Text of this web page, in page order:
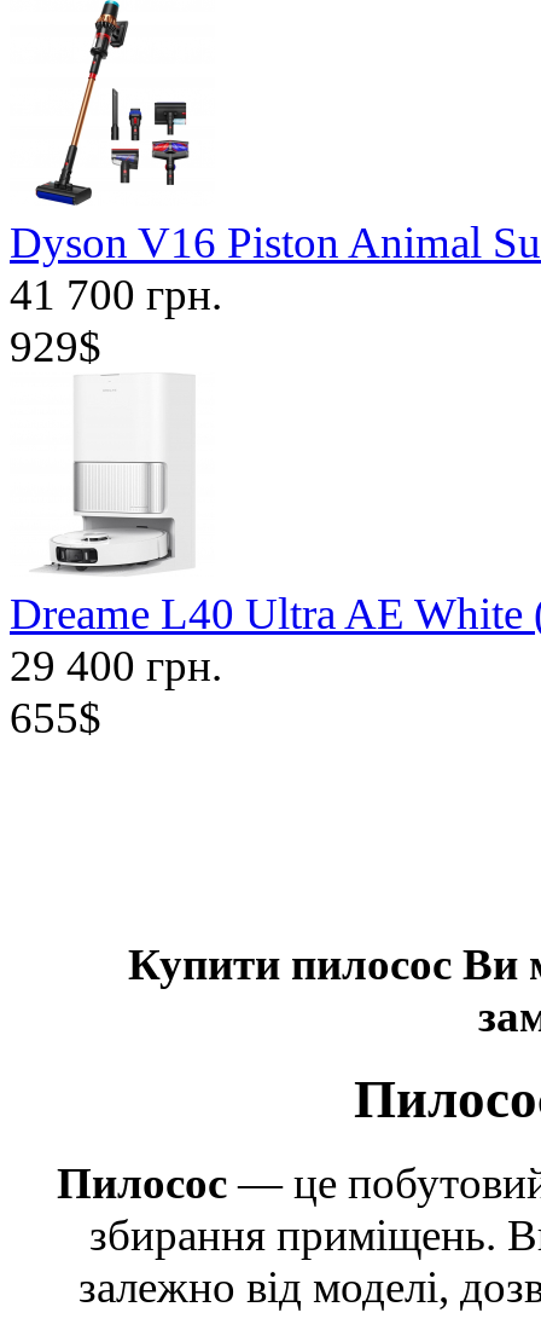
Dyson V16 Piston Animal
41 700 грн.
929$
Dreame L40 Ultra AE
29 400 грн.
655$
Купити пилосос Ви
Пилосос— це
збирання приміщень.
залежно від моделі,